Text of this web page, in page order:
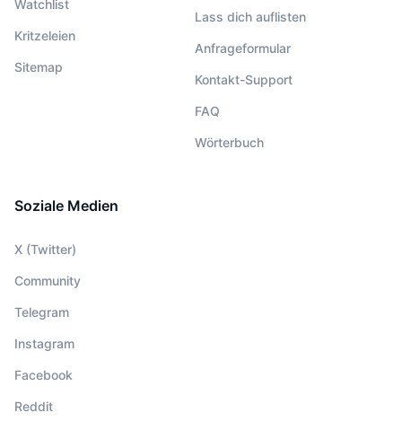
Watchlist
Kritzeleien
Sitemap
Lass dich auflisten
Anfrageformular
Kontakt-Support
FAQ
Wörterbuch
Soziale Medien
X (Twitter)
Community
Telegram
Instagram
Facebook
Reddit